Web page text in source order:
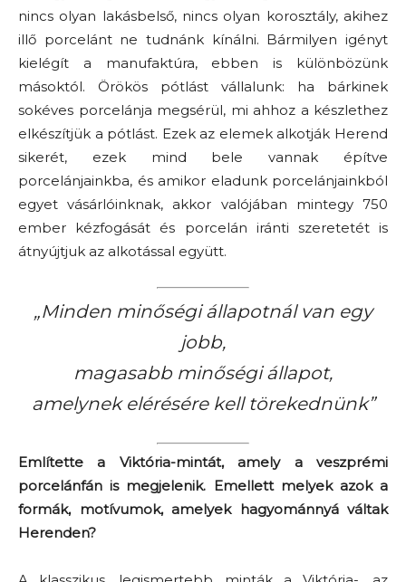
nincs olyan lakásbelső, nincs olyan korosztály, akihez
illő porcelánt ne tudnánk kínálni. Bármilyen igényt
kielégít a manufaktúra, ebben is különbözünk
másoktól. Örökös pótlást vállalunk: ha bárkinek
sokéves porcelánja megsérül, mi ahhoz a készlethez
elkészítjük a pótlást. Ezek az elemek alkotják Herend
sikerét, ezek mind bele vannak építve
porcelánjainkba, és amikor eladunk porcelánjainkból
egyet vásárlóinknak, akkor valójában mintegy 750
ember kézfogását és porcelán iránti szeretetét is
átnyújtjuk az alkotással együtt.
„Minden minőségi állapotnál van egy
jobb,
magasabb minőségi állapot,
amelynek elérésére kell törekednünk”
Említette a Viktória-mintát, amely a veszprémi
porcelánfán is megjelenik. Emellett melyek azok a
formák, motívumok, amelyek hagyománnyá váltak
Herenden?